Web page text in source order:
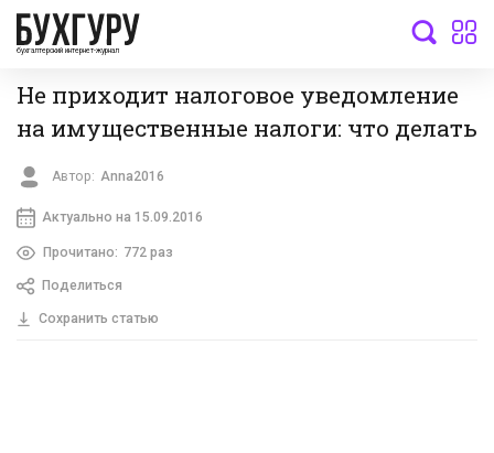
бухгалтерский интернет-журнал
Не приходит налоговое уведомление
на имущественные налоги: что делать
Автор: Anna2016
Актуально на 15.09.2016
Прочитано: 772 раз
Поделиться
Сохранить статью